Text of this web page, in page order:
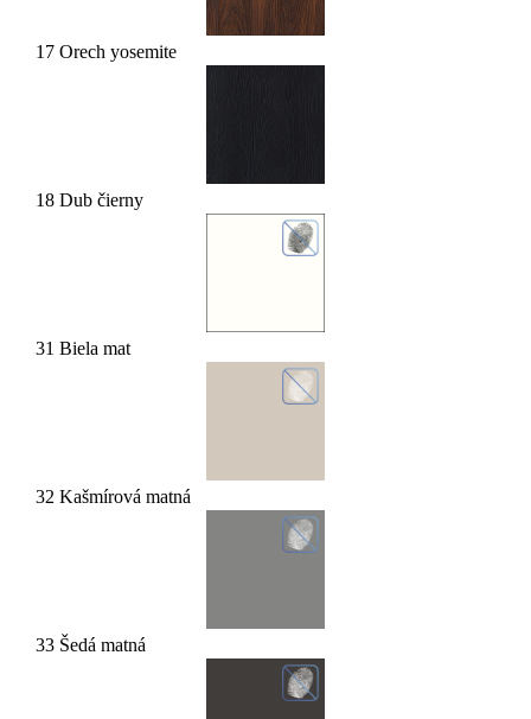
17 Orech yosemite
18 Dub čierny
31 Biela mat
32 Kašmírová matná
33 Šedá matná